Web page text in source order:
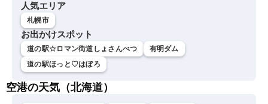
人気エリア
札幌市
お出かけスポット
道の駅☆ロマン街道しょさんべつ
有明ダム
道の駅ほっと♡はぼろ
空港の天気（北海道）